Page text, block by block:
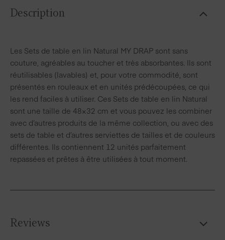
Description
Les Sets de table en lin Natural MY DRAP sont sans
couture, agréables au toucher et très absorbantes. Ils sont
réutilisables (lavables) et, pour votre commodité, sont
présentés en rouleaux et en unités prédécoupées, ce qui
les rend faciles à utiliser. Ces Sets de table en lin Natural
sont une taille de 48×32 cm et vous pouvez les combiner
avec d’autres produits de la même collection, ou avec des
sets de table et d’autres serviettes de tailles et de couleurs
différentes. Ils contiennent 12 unités parfaitement
repassées et prêtes à être utilisées à tout moment.
Reviews